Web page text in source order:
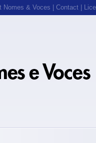
Nomes & Voces Contact